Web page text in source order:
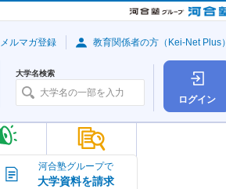
ログイン
学
大学の今
トピック＆
大学名検索
ルマガ登録 教育関係者の方（Kei-Net Plus）
河合塾グループで
大学資料を請求